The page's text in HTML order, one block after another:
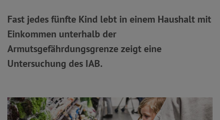
Fast jedes fünfte Kind lebt in einem Haushalt mit
Einkommen unterhalb der
Armutsgefährdungsgrenze zeigt eine
Untersuchung des IAB.